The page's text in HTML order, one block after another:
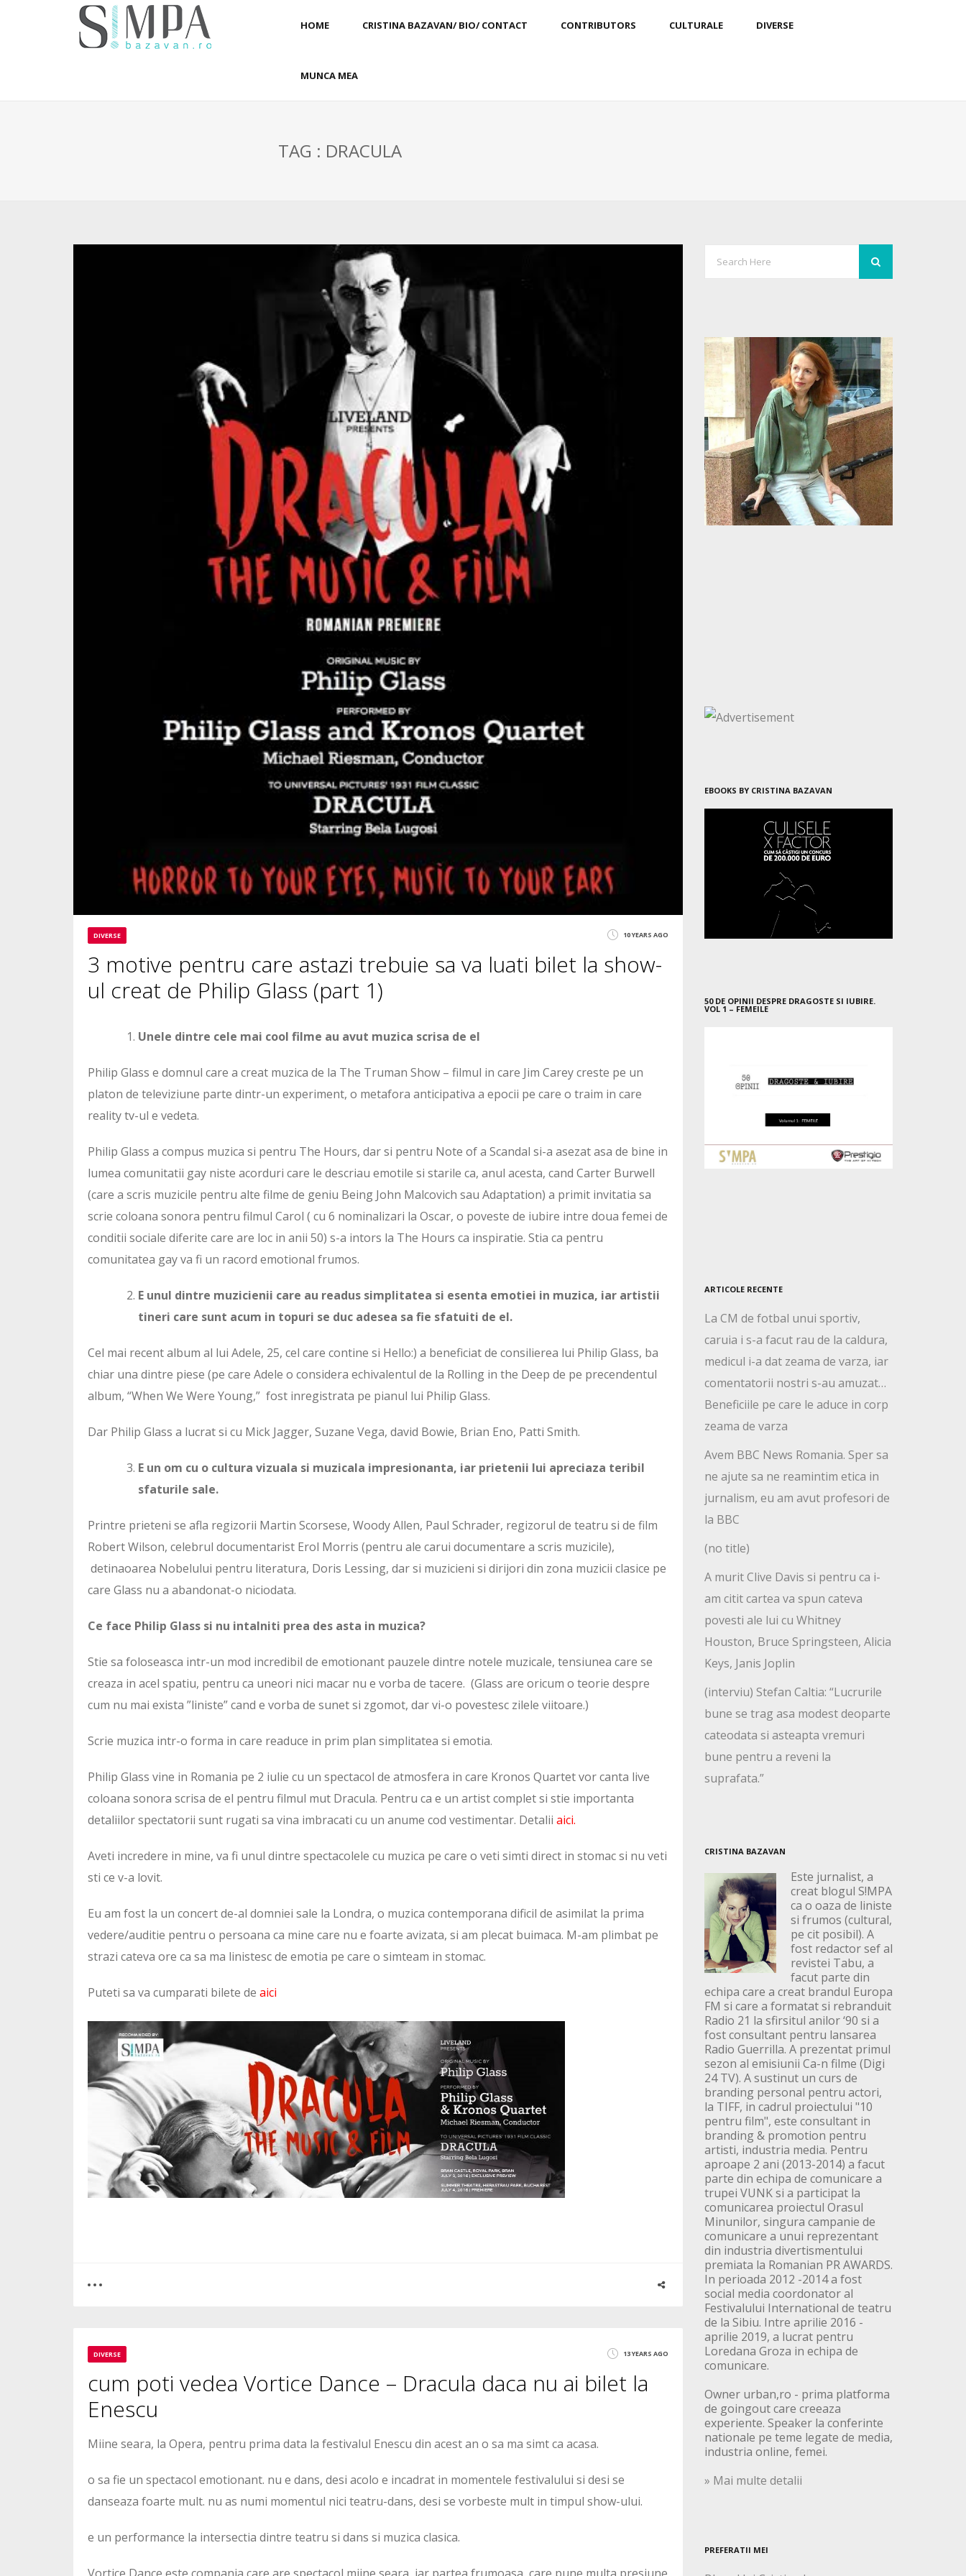
HOME CRISTINA BAZAVAN/ BIO/ CONTACT CONTRIBUTORS CULTURALE DIVERSE
MUNCA MEA
TAG : DRACULA
DIVERSE 10 YEARS AGO
3 motive pentru care astazi trebuie sa va luati bilet la show-
ul creat de Philip Glass (part 1)
Unele dintre cele mai cool filme au avut muzica scrisa de el
Philip Glass e domnul care a creat muzica de la The Truman Show – filmul in care Jim Carey creste pe un
platon de televiziune parte dintr-un experiment, o metafora anticipativa a epocii pe care o traim in care
reality tv-ul e vedeta.
Philip Glass a compus muzica si pentru The Hours, dar si pentru Note of a Scandal si-a asezat asa de bine in
lumea comunitatii gay niste acorduri care le descriau emotile si starile ca, anul acesta, cand Carter Burwell
(care a scris muzicile pentru alte filme de geniu Being John Malcovich sau Adaptation) a primit invitatia sa
scrie coloana sonora pentru filmul Carol ( cu 6 nominalizari la Oscar, o poveste de iubire intre doua femei de
conditii sociale diferite care are loc in anii 50) s-a intors la The Hours ca inspiratie. Stia ca pentru
comunitatea gay va fi un racord emotional frumos.
E unul dintre muzicienii care au readus simplitatea si esenta emotiei in muzica, iar artistii
tineri care sunt acum in topuri se duc adesea sa fie sfatuiti de el.
Cel mai recent album al lui Adele, 25, cel care contine si Hello:) a beneficiat de consilierea lui Philip Glass, ba
chiar una dintre piese (pe care Adele o considera echivalentul de la Rolling in the Deep de pe precendentul
album, “When We Were Young,” fost inregistrata pe pianul lui Philip Glass.
Dar Philip Glass a lucrat si cu Mick Jagger, Suzane Vega, david Bowie, Brian Eno, Patti Smith.
E un om cu o cultura vizuala si muzicala impresionanta, iar prietenii lui apreciaza teribil
sfaturile sale.
Printre prieteni se afla regizorii Martin Scorsese, Woody Allen, Paul Schrader, regizorul de teatru si de film
Robert Wilson, celebrul documentarist Erol Morris (pentru ale carui documentare a scris muzicile),
detinaoarea Nobelului pentru literatura, Doris Lessing, dar si muzicieni si dirijori din zona muzicii clasice pe
care Glass nu a abandonat-o niciodata.
Ce face Philip Glass si nu intalniti prea des asta in muzica?
Stie sa foloseasca intr-un mod incredibil de emotionant pauzele dintre notele muzicale, tensiunea care se
creaza in acel spatiu, pentru ca uneori nici macar nu e vorba de tacere. (Glass are oricum o teorie despre
cum nu mai exista ”liniste” cand e vorba de sunet si zgomot, dar vi-o povestesc zilele viitoare.)
Scrie muzica intr-o forma in care readuce in prim plan simplitatea si emotia.
Philip Glass vine in Romania pe 2 iulie cu un spectacol de atmosfera in care Kronos Quartet vor canta live
coloana sonora scrisa de el pentru filmul mut Dracula. Pentru ca e un artist complet si stie importanta
detaliilor spectatorii sunt rugati sa vina imbracati cu un anume cod vestimentar. Detalii aici.
Aveti incredere in mine, va fi unul dintre spectacolele cu muzica pe care o veti simti direct in stomac si nu veti
sti ce v-a lovit.
Eu am fost la un concert de-al domniei sale la Londra, o muzica contemporana dificil de asimilat la prima
vedere/auditie pentru o persoana ca mine care nu e foarte avizata, si am plecat buimaca. M-am plimbat pe
strazi cateva ore ca sa ma linistesc de emotia pe care o simteam in stomac.
Puteti sa va cumparati bilete de aici
DIVERSE 13 YEARS AGO
cum poti vedea Vortice Dance – Dracula daca nu ai bilet la
Enescu
Miine seara, la Opera, pentru prima data la festivalul Enescu din acest an o sa ma simt ca acasa.
o sa fie un spectacol emotionant. nu e dans, desi acolo e incadrat in momentele festivalului si desi se
danseaza foarte mult. nu as numi momentul nici teatru-dans, desi se vorbeste mult in timpul show-ului.
e un performance la intersectia dintre teatru si dans si muzica clasica.
EBOOKS BY CRISTINA BAZAVAN
50 DE OPINII DESPRE DRAGOSTE SI IUBIRE.
VOL 1 – FEMEILE
ARTICOLE RECENTE
La CM de fotbal unui sportiv,
caruia i s-a facut rau de la caldura,
medicul i-a dat zeama de varza, iar
comentatorii nostri s-au amuzat…
Beneficiile pe care le aduce in corp
zeama de varza
Avem BBC News Romania. Sper sa
ne ajute sa ne reamintim etica in
jurnalism, eu am avut profesori de
la BBC
(no title)
A murit Clive Davis si pentru ca i-
am citit cartea va spun cateva
povesti ale lui cu Whitney
Houston, Bruce Springsteen, Alicia
Keys, Janis Joplin
(interviu) Stefan Caltia: “Lucrurile
bune se trag asa modest deoparte
cateodata si asteapta vremuri
bune pentru a reveni la
suprafata.”
CRISTINA BAZAVAN
Este jurnalist, a
creat blogul S!MPA
ca o oaza de liniste
si frumos (cultural,
pe cit posibil). A
fost redactor sef al
revistei Tabu, a
facut parte din
echipa care a creat brandul Europa
FM si care a formatat si rebranduit
Radio 21 la sfirsitul anilor ‘90 si a
fost consultant pentru lansarea
Radio Guerrilla. A prezentat primul
sezon al emisiunii Ca-n filme (Digi
24 TV). A sustinut un curs de
branding personal pentru actori,
la TIFF, in cadrul proiectului "10
pentru film", este consultant in
branding & promotion pentru
artisti, industria media. Pentru
aproape 2 ani (2013-2014) a facut
parte din echipa de comunicare a
trupei VUNK si a participat la
comunicarea proiectul Orasul
Minunilor, singura campanie de
comunicare a unui reprezentant
din industria divertismentului
premiata la Romanian PR AWARDS.
In perioada 2012 -2014 a fost
social media coordonator al
Festivalului International de teatru
de la Sibiu. Intre aprilie 2016 -
aprilie 2019, a lucrat pentru
Loredana Groza in echipa de
comunicare.
Owner urban,ro - prima platforma
de goingout care creeaza
experiente. Speaker la conferinte
nationale pe teme legate de media,
industria online, femei.
» Mai multe detalii
PREFERATII MEI